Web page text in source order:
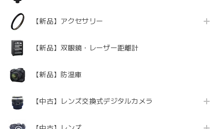
【新品】アクセサリー
【新品】双眼鏡・レーザー距離計
【新品】防湿庫
【中古】レンズ交換式デジタルカメラ